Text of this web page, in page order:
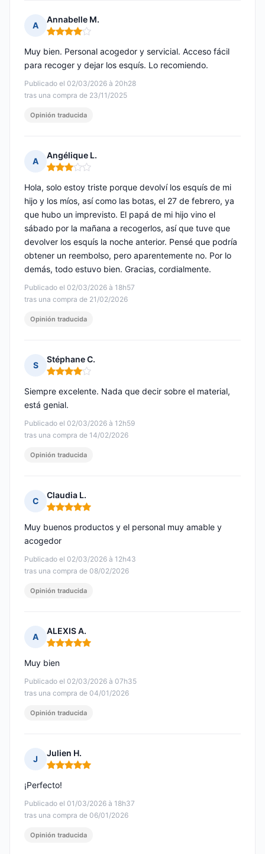
A
Annabelle M.
Nota: 4 de 5
Publicado el 02/03/2026 à 20h28
tras una compra de 23/11/2025
Muy bien. Personal acogedor y servicial. Acceso fácil
para recoger y dejar los esquís. Lo recomiendo.
Opinión traducida
A
Angélique L.
Nota: 3 de 5
Publicado el 02/03/2026 à 18h57
tras una compra de 21/02/2026
Hola, solo estoy triste porque devolví los esquís de mi
hijo y los míos, así como las botas, el 27 de febrero, ya
que hubo un imprevisto. El papá de mi hijo vino el
sábado por la mañana a recogerlos, así que tuve que
devolver los esquís la noche anterior. Pensé que podría
obtener un reembolso, pero aparentemente no. Por lo
demás, todo estuvo bien. Gracias, cordialmente.
Opinión traducida
S
Stéphane C.
Nota: 4 de 5
Publicado el 02/03/2026 à 12h59
tras una compra de 14/02/2026
Siempre excelente. Nada que decir sobre el material,
está genial.
Opinión traducida
C
Claudia L.
Nota: 5 de 5
Publicado el 02/03/2026 à 12h43
tras una compra de 08/02/2026
Muy buenos productos y el personal muy amable y
acogedor
Opinión traducida
A
ALEXIS A.
Nota: 5 de 5
Publicado el 02/03/2026 à 07h35
tras una compra de 04/01/2026
Muy bien
Opinión traducida
J
Julien H.
Nota: 5 de 5
Publicado el 01/03/2026 à 18h37
tras una compra de 06/01/2026
¡Perfecto!
Opinión traducida